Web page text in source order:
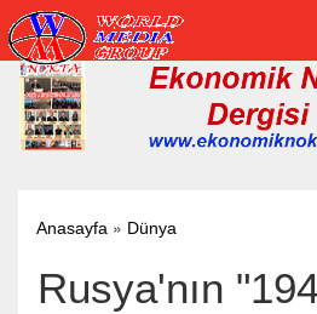
Anasayfa » Dünya
Rusya'nın